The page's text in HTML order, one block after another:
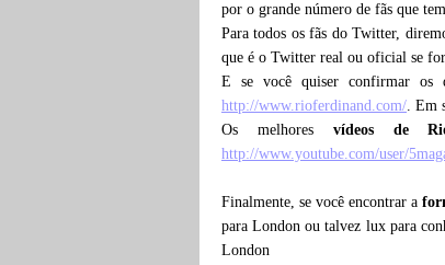
por o grande número de fãs que
Para todos os fãs do Twitter,
que é o Twitter real ou oficial se
E se você quiser confirmar os
http://www.rioferdinand.com/. Em
Os melhores vídeos de
http://www.youtube.com/user/
Finalmente, se você encontrar a
para London ou talvez lux para
London